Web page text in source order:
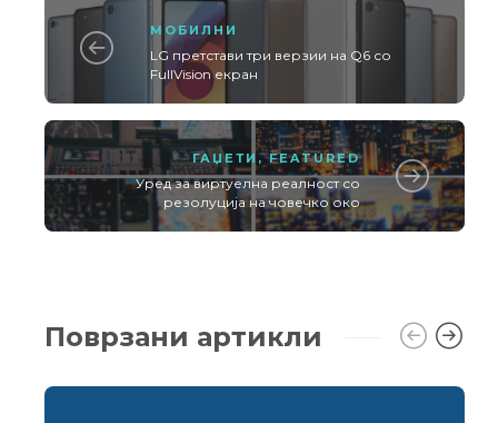
МОБИЛНИ
LG претстави три верзии на Q6 со
FullVision екран
ГАЏЕТИ,FEATURED
Уред за виртуелна реалност со
резолуција на човечко око
Поврзани артикли